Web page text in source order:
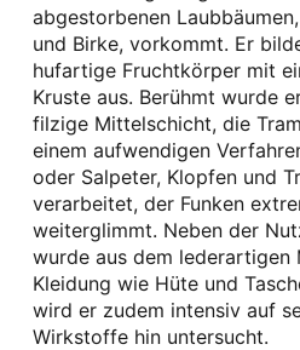
abgestorbenen
und Birke, vorkommt. Er
hufartige Fruchtkörper mit
Kruste aus. Berühmt wurde
filzige Mittelschicht, die
einem aufwendigen
oder Salpeter, Klopfen und
verarbeitet, der Funken
weiterglimmt. Neben der
wurde aus dem lederartigen
Kleidung wie Hüte und
wird er zudem intensiv auf
Wirkstoffe hin untersucht.